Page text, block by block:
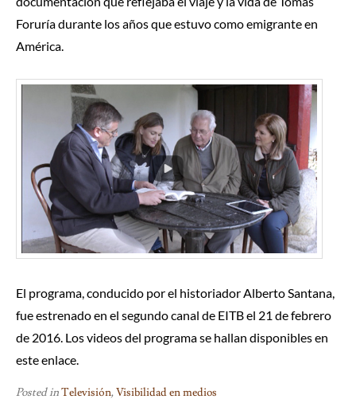
Foruría durante los años que estuvo como emigrante en
América.
El programa, conducido por el historiador Alberto Santana,
fue estrenado en el segundo canal de EITB el 21 de febrero
de 2016. Los videos del programa se hallan disponibles en
esteenlace
Posted inTelevisión,Visibilidad en medios